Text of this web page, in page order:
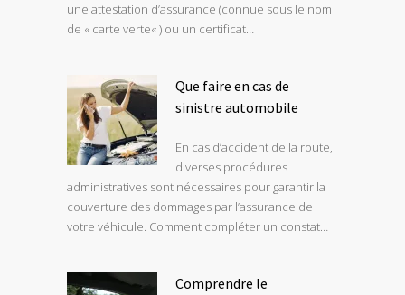
une attestation d’assurance (connue sous le nom
de « carte verte« ) ou un certificat…
Que faire en cas de
sinistre automobile
En cas d’accident de la route,
diverses procédures
administratives sont nécessaires pour garantir la
couverture des dommages par l’assurance de
votre véhicule. Comment compléter un constat…
Comprendre le